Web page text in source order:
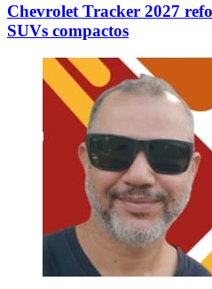
Chevrolet Tracker 2027
SUVs compactos